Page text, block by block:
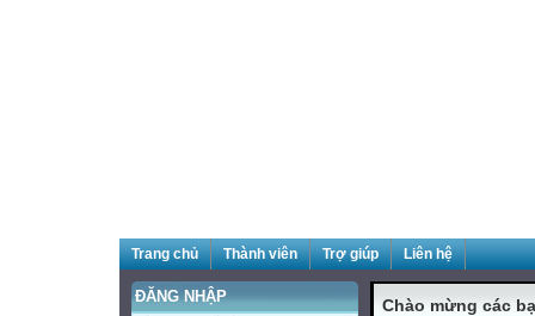
Trang chủ Thành viên Trợ giúp Liên hệ
ĐĂNG NHẬP Chào mừng các